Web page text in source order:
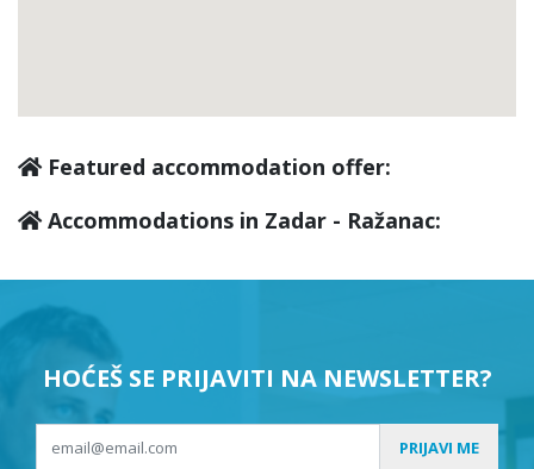
Featured accommodation offer:
Accommodations in Zadar - Ražanac:
HOĆEŠ SE PRIJAVITI NA NEWSLETTER?
PRIJAVI ME